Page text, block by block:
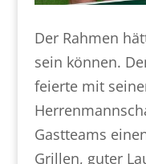
Der Rahmen
sein können.
feierte mit
Gastteams
Grillen, guter